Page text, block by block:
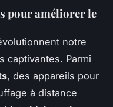
pour améliorer le
notre
captivantes. Parmi
, des appareils pour
à distance